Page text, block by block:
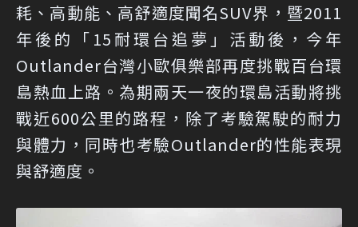
耗、高動能、高舒適度聞名SUV界，暨2011
年後的「15耐環台追夢」活動後，今年
Outlander台灣小歐俱樂部再度挑戰百台環
島熱血上路。為期兩天一夜的環島活動將挑
戰近600公里的路程，除了考驗駕駛的耐力
與體力，同時也考驗Outlander的性能表現
與舒適度。